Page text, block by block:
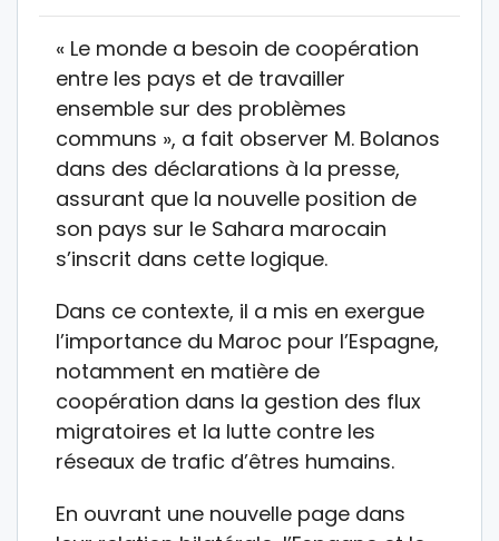
« Le monde a besoin de coopération
entre les pays et de travailler
ensemble sur des problèmes
communs », a fait observer M. Bolanos
dans des déclarations à la presse,
assurant que la nouvelle position de
son pays sur le Sahara marocain
s’inscrit dans cette logique.
Dans ce contexte, il a mis en exergue
l’importance du Maroc pour l’Espagne,
notamment en matière de
coopération dans la gestion des flux
migratoires et la lutte contre les
réseaux de trafic d’êtres humains.
En ouvrant une nouvelle page dans